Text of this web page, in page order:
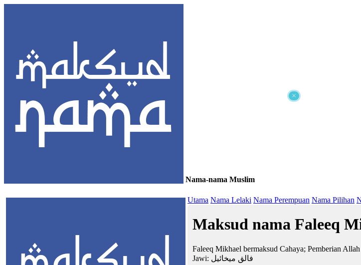
×
Nama-nama Muslim
Utama Nama Lelaki Nama Perempuan Nama Pilihan
Maksud nama Faleeq
Faleeq Mikhael bermaksud Cahaya; Pemberian Allah
Jawi: فالق ميخائيل